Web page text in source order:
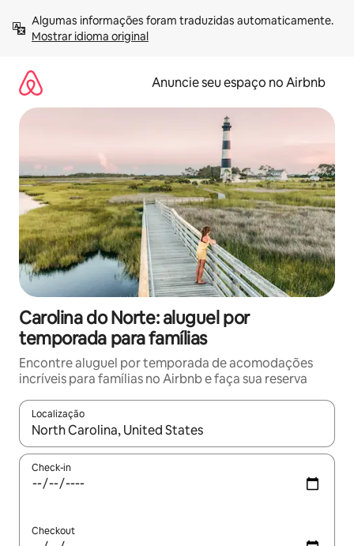
para
Mostrar idioma original
Anuncie seu espaço no Airbnb
Carolina do Norte: aluguel por
temporada para famílias
Encontre aluguel por temporada de acomodações
incríveis para famílias no Airbnb e faça sua reserva
Localização
Quando os resultados estiverem disponíveis, explore-os
Check-in
Checkout